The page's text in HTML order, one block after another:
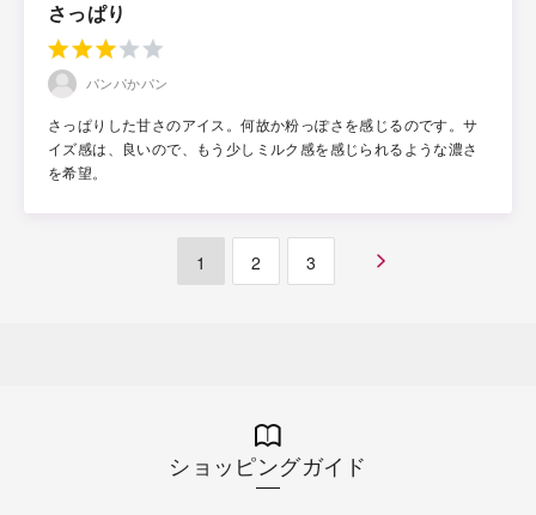
さっぱり
パンパかパン
さっぱりした甘さのアイス。何故か粉っぽさを感じるのです。サ
イズ感は、良いので、もう少しミルク感を感じられるような濃さ
を希望。
1 2 3
ショッピングガイド